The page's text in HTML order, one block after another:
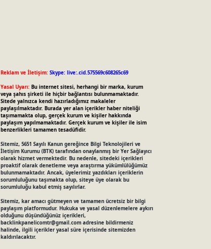
Reklam ve İletişim: Skype: live:.cid.575569c608265c69
Yasal Uyarı: Bu internet sitesi, herhangi bir marka, kurum
veya şahıs şirketi ile hiçbir bağlantısı bulunmamaktadır.
Sitede yalnızca kendi hazırladığımız makaleler
paylaşılmaktadır. Burada yer alan içerikler haber niteliği
taşımamakta olup, gerçek kurum ve kişiler hakkında
paylaşım yapılmamaktadır. Gerçek kurum ve kişiler ile isim
benzerlikleri tamamen tesadüfidir.
Sitemiz, 5651 Sayılı Kanun gereğince Bilgi Teknolojileri ve
İletişim Kurumu (BTK) tarafından onaylanmış bir Yer Sağlayıcı
olarak hizmet vermektedir. Bu nedenle, sitedeki içerikleri
proaktif olarak denetleme veya araştırma yükümlülüğümüz
bulunmamaktadır. Ancak, üyelerimiz yazdıkları içeriklerin
sorumluluğunu taşımakta olup, siteye üye olarak bu
sorumluluğu kabul etmiş sayılırlar.
Sitemiz, kar amacı gütmeyen ve tamamen ücretsiz bir bilgi
paylaşım platformudur. Hukuka ve yasal düzenlemelere aykırı
olduğunu düşündüğünüz içerikleri,
backlinkpanelicomtr@gmail.comadresine bildirmeniz
halinde, ilgili içerikler yasal süre içerisinde sitemizden
kaldırılacaktır.